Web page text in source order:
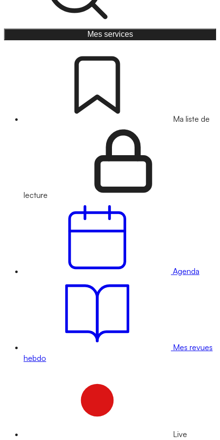
Mes services
Ma liste de
lecture
Agenda
Mes revues
hebdo
Live